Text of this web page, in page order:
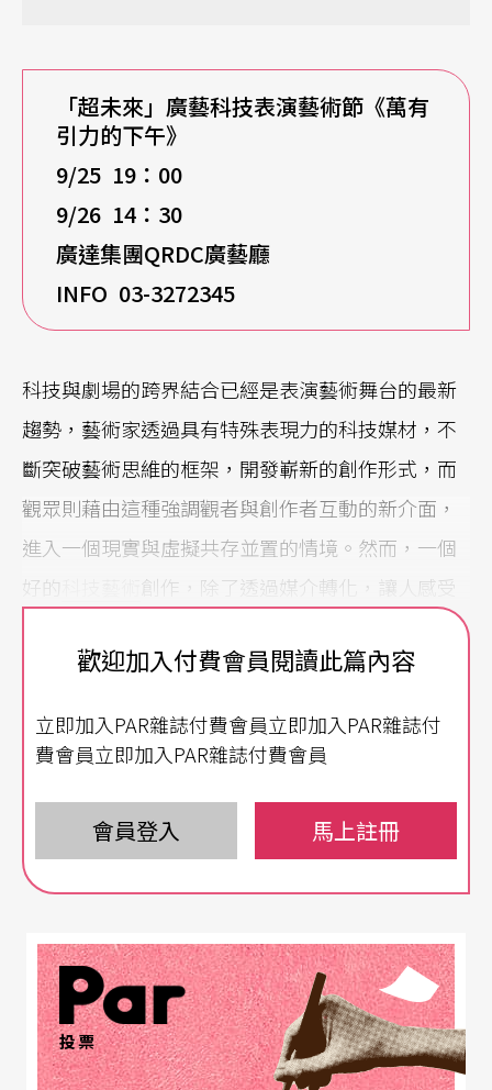
「超未來」廣藝科技表演藝術節《萬有
引力的下午》
9/25 19 ：00
9/26 14 ：30
廣達集團QRDC廣藝廳
INFO 03-3272345
科技與劇場的跨界結合已經是表演藝術舞台的最新
趨勢，藝術家透過具有特殊表現力的科技媒材，不
斷突破藝術思維的框架，開發嶄新的創作形式，而
觀眾則藉由這種強調觀者與創作者互動的新介面，
進入一個現實與虛擬共存並置的情境。然而，一個
好的
創作，除了透過媒介轉化，讓人感受
的特質，在高度影音化、視覺化的巨大感官衝擊力
侵劇場，作品的思考核心。由「廣藝基金會」委託
文本出發，探索科技在當代劇場的各種可能。
呈現網路媒介與世代之間的互動
「影像是科技劇場中最廣泛運用的視覺元素，但經
常淪為空洞的炫技，不然就是陪襯的背景。因此，
影像在劇場中如何被有意義的使用，和空間與演員
產生密切的關聯性，兼顧演出的文本性與科技的技
歡迎加入付費會員閱讀此篇內容
立即加入PAR雜誌付費會員立即加入PAR雜誌付
費會員立即加入PAR雜誌付費會員
會員登入 馬上註冊
投票